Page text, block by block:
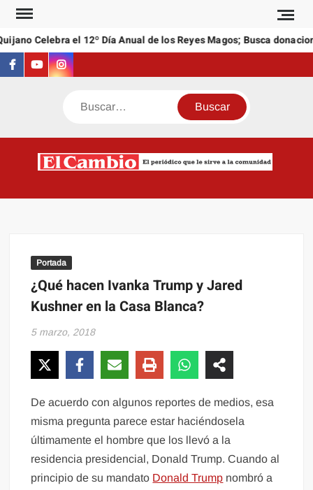
Saltar
contenidoCelebra el 12º Día Anual de los Reyes Magos; Busca
Facebook
YoutubeInstagram
Buscar
Portada
¿Qué hacen Ivanka Trump y Jared
Kushner en la Casa Blanca?
5 marzo, 2018
De acuerdo con algunos reportes de medios, esa
misma pregunta parece estar haciéndosela
últimamente el hombre que los llevó a la
residencia presidencial, Donald Trump. Cuando al
principio de su mandato Donald Trump nombró a